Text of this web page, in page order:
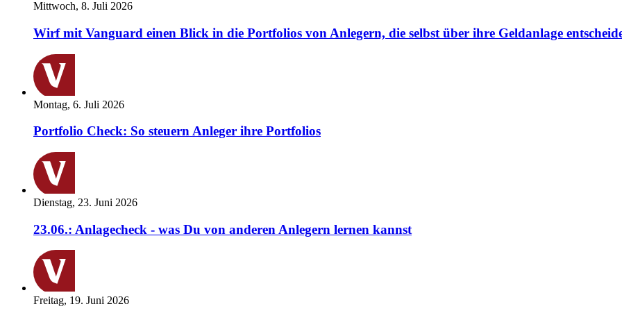
Mittwoch, 8. Juli 2026
Wirf mit Vanguard einen Blick in die Portfolios von Anlegern, die selbst über ihre Geldanlage
Montag, 6. Juli 2026
Portfolio Check: So steuern Anleger ihre Portfolios
Dienstag, 23. Juni 2026
23.06.: Anlagecheck - was Du von anderen Anlegern lernen kannst
Freitag, 19. Juni 2026